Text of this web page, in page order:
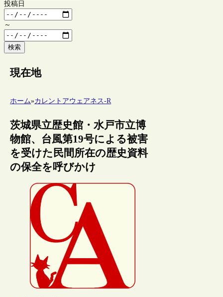
投稿日
～
検索
現在地
ホーム»カレントアウェアネス-R
茨城県立歴史館・水戸市立博
物館、台風第19号による被害
を受けた民間所在の歴史資料
の保全を呼びかけ